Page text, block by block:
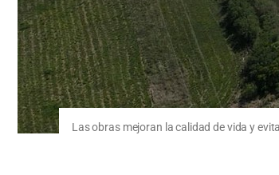
Las obras mejoran la calidad de vida y